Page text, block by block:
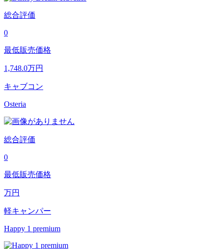
総合評価
0
最低販売価格
1,748.0万円
キャブコン
Osteria
総合評価
0
最低販売価格
万円
軽キャンパー
Happy 1 premium